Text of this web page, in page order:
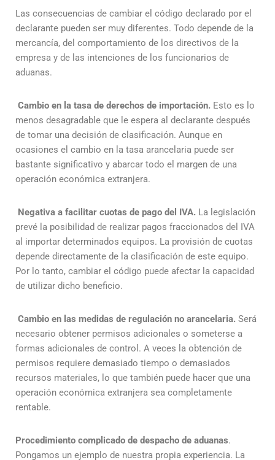
Las consecuencias de cambiar el código declarado por el
declarante pueden ser muy diferentes. Todo depende de la
mercancía, del comportamiento de los directivos de la
empresa y de las intenciones de los funcionarios de
aduanas.
Cambio en la tasa de derechos de importación. Esto es lo
menos desagradable que le espera al declarante después
de tomar una decisión de clasificación. Aunque en
ocasiones el cambio en la tasa arancelaria puede ser
bastante significativo y abarcar todo el margen de una
operación económica extranjera.
Negativa a facilitar cuotas de pago del IVA. La legislación
prevé la posibilidad de realizar pagos fraccionados del IVA
al importar determinados equipos. La provisión de cuotas
depende directamente de la clasificación de este equipo.
Por lo tanto, cambiar el código puede afectar la capacidad
de utilizar dicho beneficio.
Cambio en las medidas de regulación no arancelaria. Será
necesario obtener permisos adicionales o someterse a
formas adicionales de control. A veces la obtención de
permisos requiere demasiado tiempo o demasiados
recursos materiales, lo que también puede hacer que una
operación económica extranjera sea completamente
rentable.
Procedimiento complicado de despacho de aduanas.
Pongamos un ejemplo de nuestra propia experiencia. La